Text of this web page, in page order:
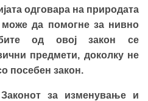
одговара на природата
да помогне за нивно
од овој закон се
предмети, доколку не
посебен закон.
за изменување и